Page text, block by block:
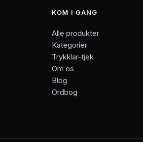
KOM I GANG
Alle produkter
Kategorier
Trykklar-tjek
Om os
Blog
Ordbog